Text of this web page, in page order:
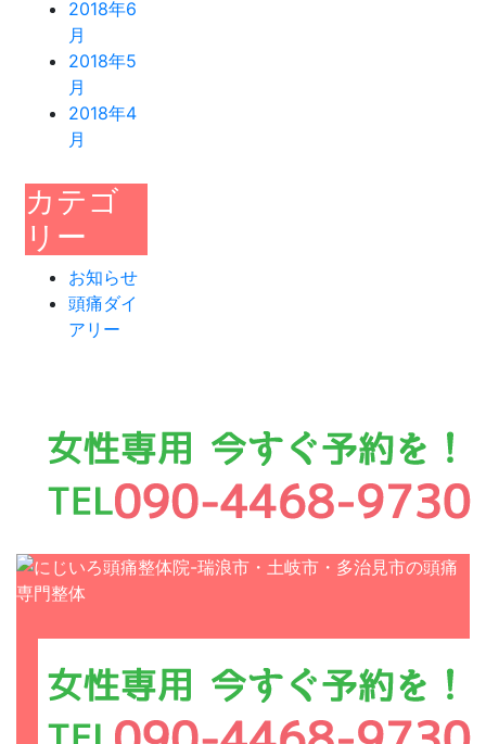
2018年6
月
2018年5
月
2018年4
月
カテゴ
リー
お知らせ
頭痛ダイ
アリー